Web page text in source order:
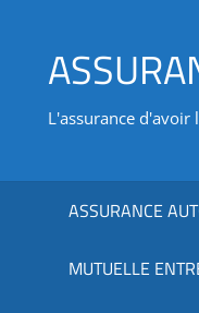
contenu
L'assurance
ASSURANCE
MUTUELLE